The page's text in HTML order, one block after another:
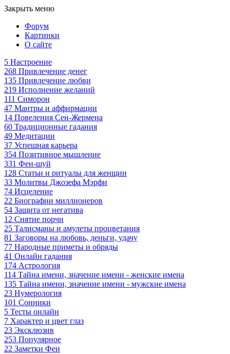
Закрыть меню
Форум
Картинки
О сайте
5 Настроение
268 Привлечение денег
135 Привлечение любви
219 Исполнение желаний
111 Симорон
47 Мантры и аффирмации
14 Повеления Сен-Жермена
60 Традиционные гадания
49 Медитации
37 Успешная карьера
354 Позитивное мышление
331 Фен-шуй
128 Статьи и ритуалы для женщин
33 Молитвы Джозефа Мэрфи
74 Исцеление
22 Биографии миллионеров
54 Защита от негатива
12 Снятие порчи
25 Талисманы и амулеты процветания
81 Заговоры на любовь, деньги, удачу
77 Народные приметы и обряды
41 Онлайн гадания
174 Астрология
114 Тайна имени, значение имени - женские имена
135 Тайна имени, значение имени - мужские имена
23 Нумерология
101 Сонники
5 Тесты онлайн
7 Характер и цвет глаз
23 Эксклюзив
253 Популярное
22 Заметки Феи